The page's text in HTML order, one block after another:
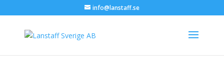
info@lanstaff.se